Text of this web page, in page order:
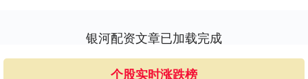
银河配资文章已加载完成
个股实时涨跌榜